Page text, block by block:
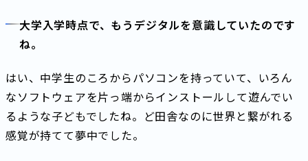
大学入学時点で、もうデジタルを意識していたのです
ね。
はい、中学生のころからパソコンを持っていて、いろん
なソフトウェアを片っ端からインストールして遊んでい
るような子どもでしたね。ど田舎なのに世界と繋がれる
感覚が持てて夢中でした。